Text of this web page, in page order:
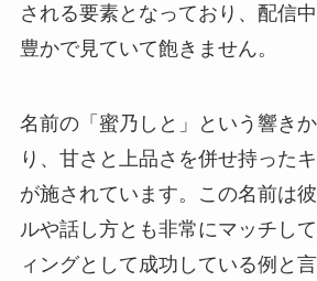
される要素となっており、配信
豊かで見ていて飽きません。
名前の「蜜乃しと」という響き
り、甘さと上品さを併せ持った
が施されています。この名前は
ルや話し方とも非常にマッチし
ィングとして成功している例と